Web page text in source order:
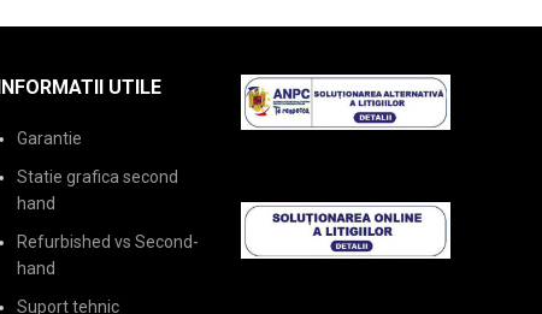
UTILE
Garantie
Statie grafica second
hand
Refurbished vs Second-
hand
Suport tehnic